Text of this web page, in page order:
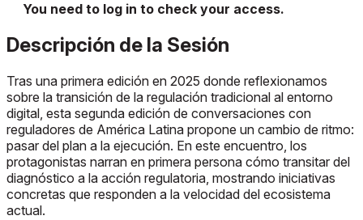
You need to log in to check your access.
Descripción de la Sesión
Tras una primera edición en 2025 donde reflexionamos
sobre la transición de la regulación tradicional al entorno
digital, esta segunda edición de conversaciones con
reguladores de América Latina propone un cambio de ritmo:
pasar del plan a la ejecución. En este encuentro, los
protagonistas narran en primera persona cómo transitar del
diagnóstico a la acción regulatoria, mostrando iniciativas
concretas que responden a la velocidad del ecosistema
actual.